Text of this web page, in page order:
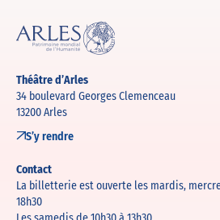
Théâtre d’Arles
34 boulevard Georges Clemenceau
13200 Arles
S’y rendre
Contact
La billetterie est ouverte les mardis,
18h30